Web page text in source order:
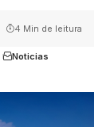
Noticias
4 Min de leitura